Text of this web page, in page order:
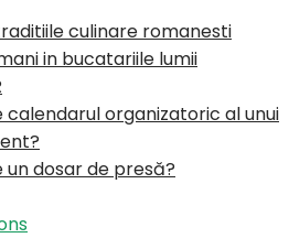
culinare romanesti
in bucatariile lumii
calendarul organizatoric al unui
un dosar de presă?